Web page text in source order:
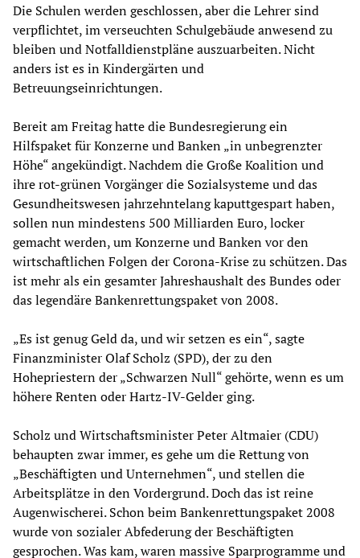
Die Schulen werden geschlossen, aber die Lehrer sind
verpflichtet, im verseuchten Schulgebäude anwesend zu
bleiben und Notfalldienstpläne auszuarbeiten. Nicht
anders ist es in Kindergärten und
Betreuungseinrichtungen.
Bereit am Freitag hatte die Bundesregierung ein
Hilfspaket für Konzerne und Banken „in unbegrenzter
Höhe“ angekündigt. Nachdem die Große Koalition und
ihre rot-grünen Vorgänger die Sozialsysteme und das
Gesundheitswesen jahrzehntelang kaputtgespart haben,
sollen nun mindestens 500 Milliarden Euro, locker
gemacht werden, um Konzerne und Banken vor den
wirtschaftlichen Folgen der Corona-Krise zu schützen. Das
ist mehr als ein gesamter Jahreshaushalt des Bundes oder
das legendäre Bankenrettungspaket von 2008.
„Es ist genug Geld da, und wir setzen es ein“, sagte
Finanzminister Olaf Scholz (SPD), der zu den
Hohepriestern der „Schwarzen Null“ gehörte, wenn es um
höhere Renten oder Hartz-IV-Gelder ging.
Scholz und Wirtschaftsminister Peter Altmaier (CDU)
behaupten zwar immer, es gehe um die Rettung von
„Beschäftigten und Unternehmen“, und stellen die
Arbeitsplätze in den Vordergrund. Doch das ist reine
Augenwischerei. Schon beim Bankenrettungspaket 2008
wurde von sozialer Abfederung der Beschäftigten
gesprochen. Was kam, waren massive Sparprogramme und